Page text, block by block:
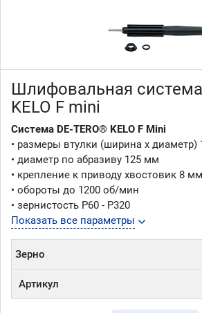
Шлифовальная система
KELO F mini
Система DE-TERO® KELO F Mini
• размеры втулки (ширина х диаметр)
• диаметр по абразиву 125 мм
• крепление к приводу хвостовик 8 мм
• обороты до 1200 об/мин
• зернистость Р60 - Р320
Показать все параметры
Зерно
Артикул